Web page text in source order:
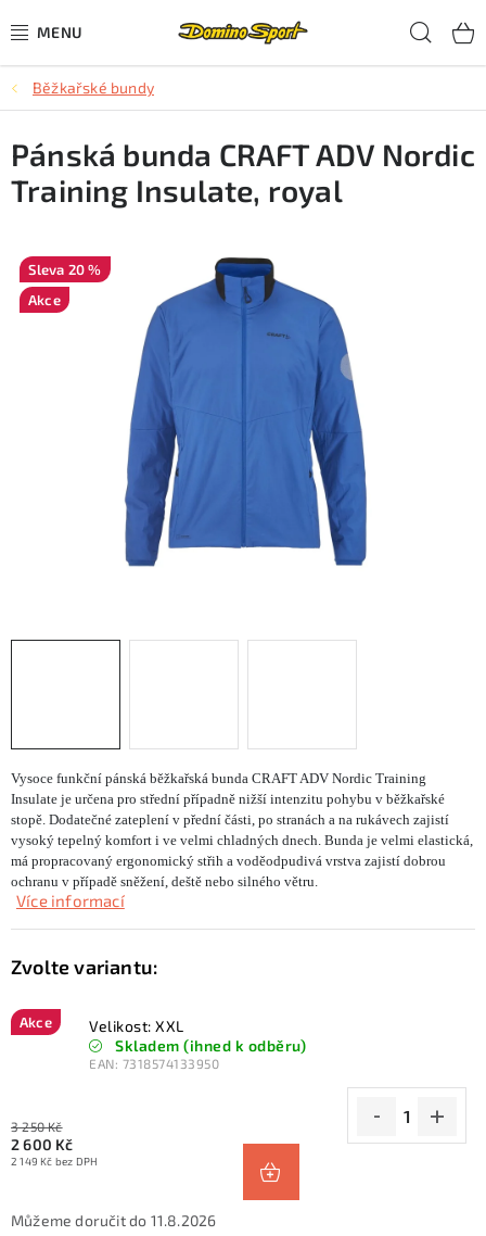
na
CYKLISTIKA
SJEZDOVÉ LYŽOVÁNÍ
SKIALPOVÉ LYŽOVÁNÍ
BĚŽECKÉ LYŽOVÁNÍ
OBLEČENÍ A OBUV
CYKLO Servis
Běžkařské bundy
Vysoce funkční pánská běžkařská bunda CRAFT ADV Nordic Training
Insulate je určena pro střední případně nižší intenzitu pohybu v běžkařské
stopě. Dodatečné zateplení v přední části, po stranách a na rukávech zajistí
vysoký tepelný komfort i ve velmi chladných dnech. Bunda je velmi elastická,
má propracovaný ergonomický střih a voděodpudivá vrstva zajistí dobrou
ochranu v případě sněžení, deště nebo silného větru.
Více informací
Akce
Velikost: XXL
Skladem (ihned k odběru)
EAN: 7318574133950
3 250 Kč
2 600 Kč
2 149 Kč bez DPH
11.8.2026
Pánská bunda CRAFT ADV Nordic
Training Insulate, royal
20 %
Akce